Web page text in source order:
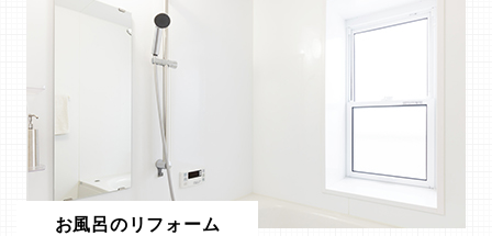
お風呂のリフォーム